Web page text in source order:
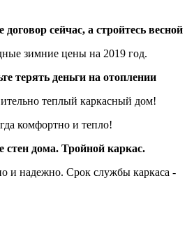
договор сейчас, а стройтесь весной
зимние цены на 2019 год.
терять деньги на отоплении
теплый каркасный дом!
комфортно и тепло!
стен дома. Тройной каркас.
и надежно. Срок службы каркаса -